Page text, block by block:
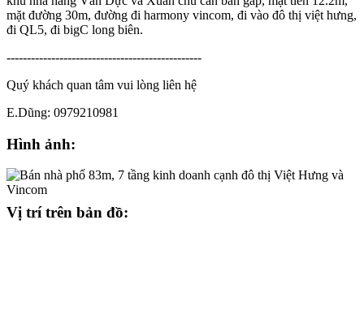
mặt đường 30m, đường đi harmony vincom, đi vào đô thị việt hưng,
đi QL5, đi bigC long biên.
------------------------------------------------
Quý khách quan tâm vui lòng liên hệ
E.Dũng: 0979210981
Hình ảnh:
Vị trí trên bản đồ: